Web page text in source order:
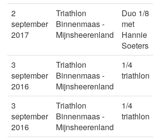
2
september
2017
Triathlon
Binnenmaas -
Mijnsheerenland
Duo 1/8
met
Hannie
Soeters
3
september
2016
Triathlon
Binnenmaas -
Mijnsheerenland
1/4
triathlon
3
september
2016
Triathlon
Binnenmaas -
Mijnsheerenland
1/4
triathlon